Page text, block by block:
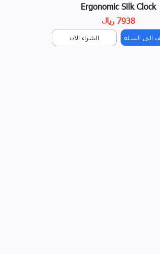
Ergonomic Silk Clock
7938 ريال
الى السله الشراء الان